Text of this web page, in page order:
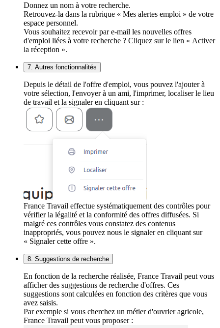
Donnez un nom à votre recherche.
Retrouvez-la dans la rubrique « Mes alertes emploi » de votre
espace personnel.
Vous souhaitez recevoir par e-mail les nouvelles offres
d'emploi liées à votre recherche ? Cliquez sur le lien « Activer
la réception ».
7. Autres fonctionnalités
Depuis le détail de l'offre d'emploi, vous pouvez l'ajouter à
votre sélection, l'envoyer à un ami, l'imprimer, localiser le lieu
de travail et la signaler en cliquant sur :
France Travail effectue systématiquement des contrôles pour
vérifier la légalité et la conformité des offres diffusées. Si
malgré ces contrôles vous constatez des contenus
inappropriés, vous pouvez nous le signaler en cliquant sur
« Signaler cette offre ».
8. Suggestions de recherche
En fonction de la recherche réalisée, France Travail peut vous
afficher des suggestions de recherche d'offres. Ces
suggestions sont calculées en fonction des critères que vous
avez saisis.
Par exemple si vous cherchez un métier d'ouvrier agricole,
France Travail peut vous proposer :